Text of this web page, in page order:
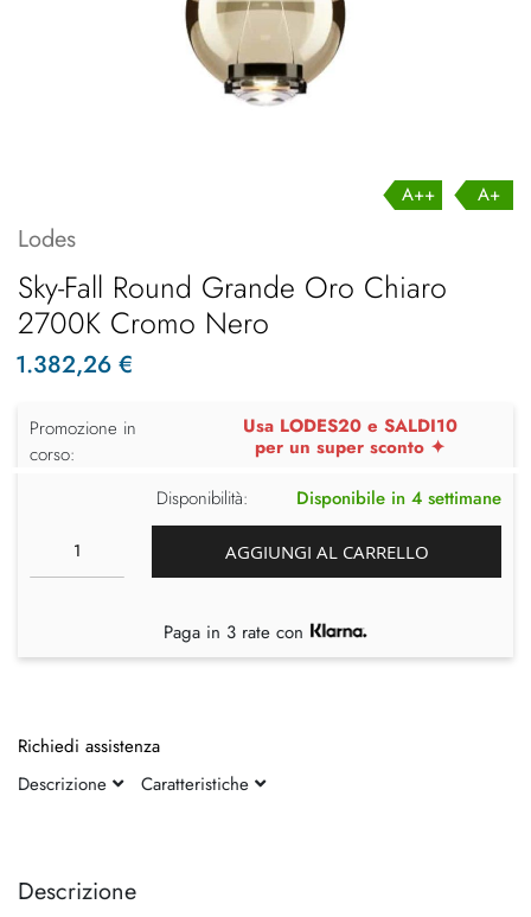
fine
della
Descrizione
A++ A+
Lodes
Sky-Fall Round Grande Oro Chiaro
2700K Cromo Nero
1.382,26 €
Promozione in
corso:
Usa LODES20 e SALDI10
per un super sconto ✦
Disponibilità:
Disponibile in 4 settimane
AGGIUNGI AL CARRELLO
Paga in 3 rate con
Richiedi assistenza
Descrizione
Caratteristiche